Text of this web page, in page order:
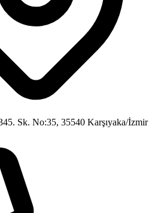
Sk. No:35, 35540 Karşıyaka/İzmir